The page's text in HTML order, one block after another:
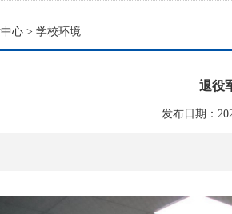
心 > 学校环境
退役
发布日期：